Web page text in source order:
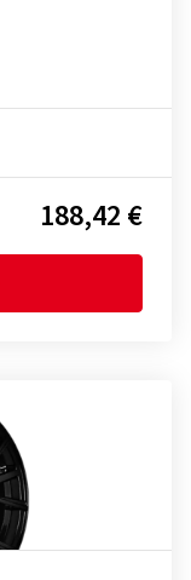
188,42 €